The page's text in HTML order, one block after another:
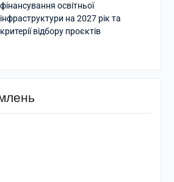
фінансування освітньої
інфраструктури на 2027 рік та
критерії відбору проєктів